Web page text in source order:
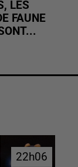
LES
FAUNE
22h06
22h06